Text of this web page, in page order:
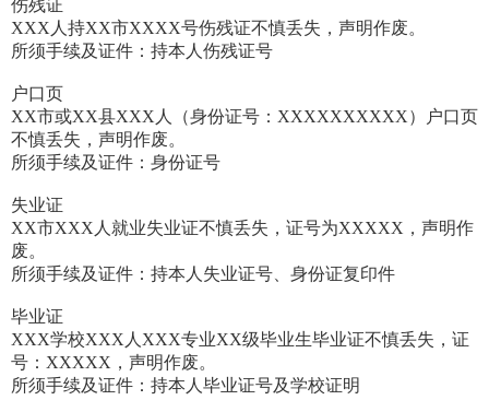
伤残证
XXX人持XX市XXXX号伤残证不慎丢失，声明作废。
所须手续及证件：持本人伤残证号
户口页
XX市或XX县XXX人（身份证号：XXXXXXXXXX）户口页
不慎丢失，声明作废。
所须手续及证件：身份证号
失业证
XX市XXX人就业失业证不慎丢失，证号为XXXXX，声明作
废。
所须手续及证件：持本人失业证号、身份证复印件
毕业证
XXX学校XXX人XXX专业XX级毕业生毕业证不慎丢失，证
号：XXXXX，声明作废。
所须手续及证件：持本人毕业证号及学校证明